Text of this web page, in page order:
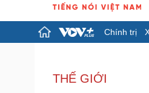
Chính trị
Đảng
Tổ chức nhân sự
THẾ GIỚI